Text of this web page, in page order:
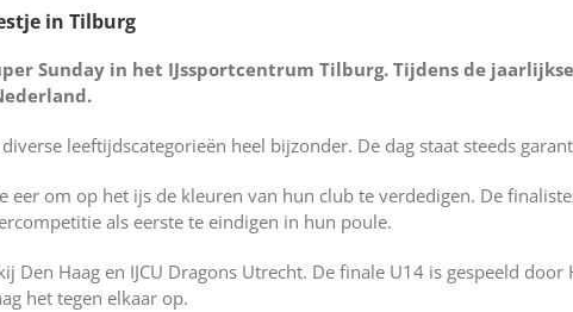
in Tilburg
Sunday in het IJssportcentrum Tilburg. Tijdens de
leeftijdscategorieën heel bijzonder. De dag staat steeds
eer om op het ijs de kleuren van hun club te verdedigen. De
als eerste te eindigen in hun poule.
Den Haag en IJCU Dragons Utrecht. De finale U14 is gespeeld
het tegen elkaar op.